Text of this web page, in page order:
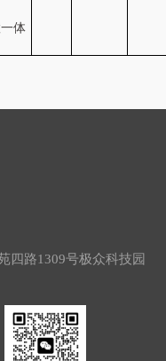
体
四路1309号极众科技园